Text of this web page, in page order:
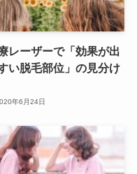
レーザーで「効果が出
い脱毛部位」の見分け
年6月24日